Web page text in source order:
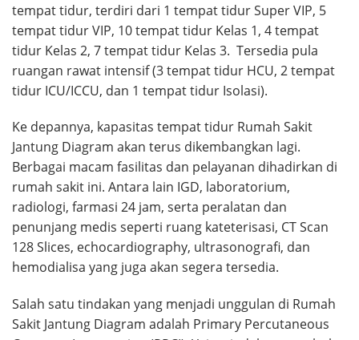
tempat tidur, terdiri dari 1 tempat tidur Super VIP, 5
tempat tidur VIP, 10 tempat tidur Kelas 1, 4 tempat
tidur Kelas 2, 7 tempat tidur Kelas 3. Tersedia pula
ruangan rawat intensif (3 tempat tidur HCU, 2 tempat
tidur ICU/ICCU, dan 1 tempat tidur Isolasi).
Ke depannya, kapasitas tempat tidur Rumah Sakit
Jantung Diagram akan terus dikembangkan lagi.
Berbagai macam fasilitas dan pelayanan dihadirkan di
rumah sakit ini. Antara lain IGD, laboratorium,
radiologi, farmasi 24 jam, serta peralatan dan
penunjang medis seperti ruang kateterisasi, CT Scan
128 Slices, echocardiography, ultrasonografi, dan
hemodialisa yang juga akan segera tersedia.
Salah satu tindakan yang menjadi unggulan di Rumah
Sakit Jantung Diagram adalah Primary Percutaneous